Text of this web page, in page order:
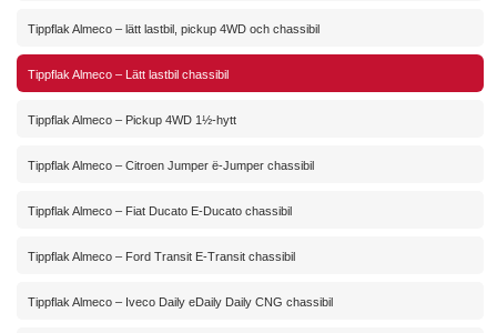
Tippflak Almeco – lätt lastbil, pickup 4WD och chassibil
Tippflak Almeco – Lätt lastbil chassibil
Tippflak Almeco – Pickup 4WD 1½-hytt
Tippflak Almeco – Citroen Jumper ë-Jumper chassibil
Tippflak Almeco – Fiat Ducato E-Ducato chassibil
Tippflak Almeco – Ford Transit E-Transit chassibil
Tippflak Almeco – Iveco Daily eDaily Daily CNG chassibil